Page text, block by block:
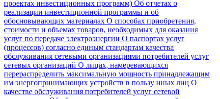
проектах инвестиционных программ) Об отчетах о
реализации инвестиционной программы и об
обосновывающих материалах О способах приобретения,
стоимости и объемах товаров, необходимых для оказания
услуг по передаче электроэнергии О паспортах услуг
(процессов) согласно единым стандартам качества
обслуживания сетевыми организациями потребителей услуг
сетевых организаций О лицах, намеревающихся
перераспределить максимальную мощность принадлежащим
им энергопринимающих устройств в пользу иных лиц О
качестве обслуживания потребителей услуг сетевой